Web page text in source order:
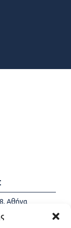
Αθήνα